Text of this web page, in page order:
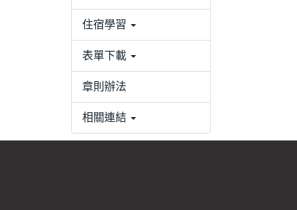
住宿學習
表單下載
章則辦法
相關連結